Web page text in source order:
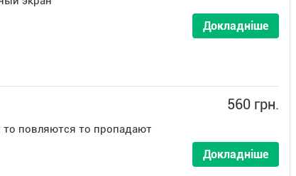
Докладніше
560 грн.
повляются то пропадают
Докладніше